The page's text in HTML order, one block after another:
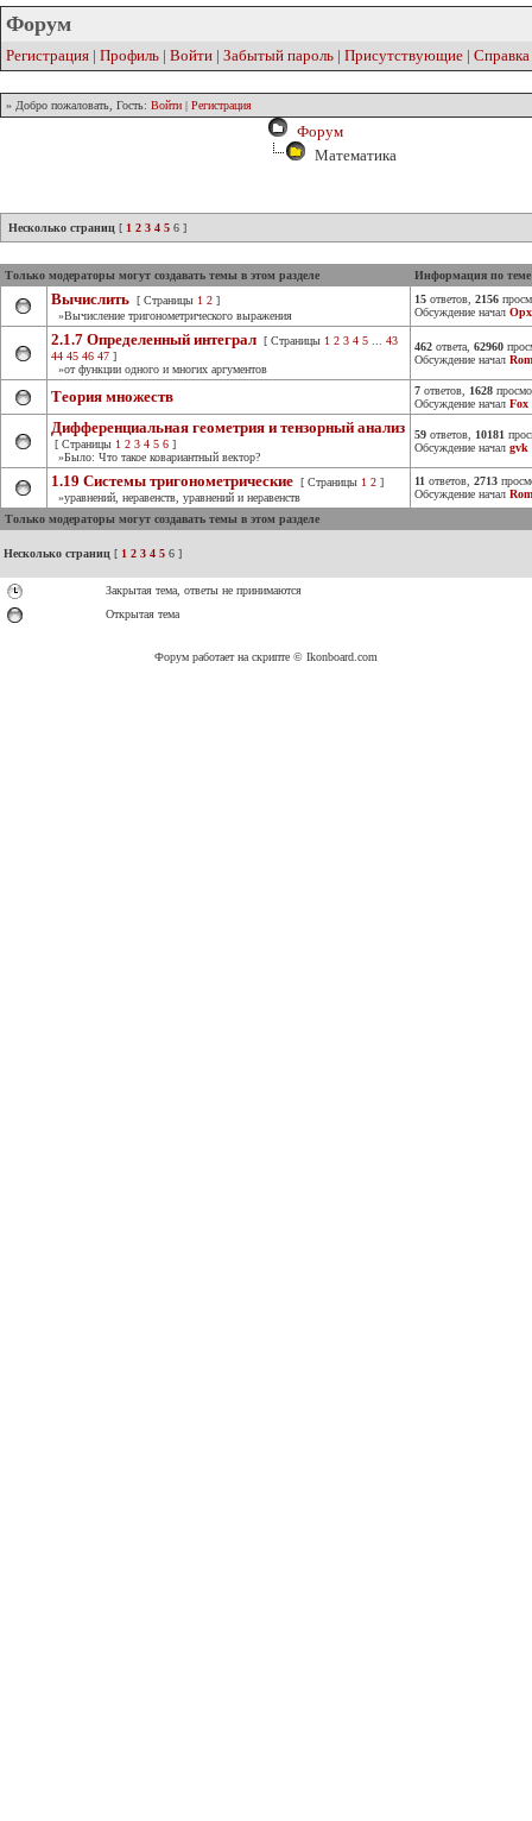
Форум
Регистрация | Профиль | Войти | Забытый пароль | Присутствующие | Справка
» Добро пожаловать, Гость: Войти | Регистрация
Форум
Математика
Несколько страниц [ 1 2 3 4 5 6 ]
Только модераторы могут создавать темы в этом разделе Информация по теме
Вычислить [ Страницы 1 2 ]
»Вычисление тригонометрического выражения
15 ответов, 2156
Обсуждение начал
2.1.7 Определенный интеграл [ Страницы 1 2 3 4 5
43
44 45 46 47 ]
»от функции одного и многих аргументов
462 ответа, 62960
Обсуждение начал
Теория множеств 7 ответов, 1628
Обсуждение начал Fox
Дифференциальная геометрия и тензорный анализ
[ Страницы 1 2 3 4 5 6 ]
»Было: Что такое ковариантный вектор?
59 ответов, 10181
Обсуждение начал gvk
1.19 Системы тригонометрические [ Страницы 1 2 ]
»уравнений, неравенств, уравнений и неравенств
11 ответов, 2713
Обсуждение начал
Только модераторы могут создавать темы в этом разделе
Несколько страниц [ 1 2 3 4 5 6 ]
Закрытая тема, ответы не принимаются
Открытая тема
Форум работает на скрипте © Ikonboard.com